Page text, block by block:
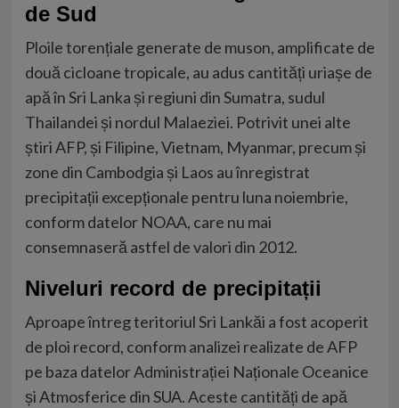
de Sud
Ploile torențiale generate de muson, amplificate de
două cicloane tropicale, au adus cantități uriașe de
apă în Sri Lanka și regiuni din Sumatra, sudul
Thailandei și nordul Malaeziei. Potrivit unei alte
știri AFP, și Filipine, Vietnam, Myanmar, precum și
zone din Cambodgia și Laos au înregistrat
precipitații excepționale pentru luna noiembrie,
conform datelor NOAA, care nu mai
consemnaseră astfel de valori din 2012.
Niveluri record de precipitații
Aproape întreg teritoriul Sri Lankăi a fost acoperit
de ploi record, conform analizei realizate de AFP
pe baza datelor Administrației Naționale Oceanice
și Atmosferice din SUA. Aceste cantități de apă